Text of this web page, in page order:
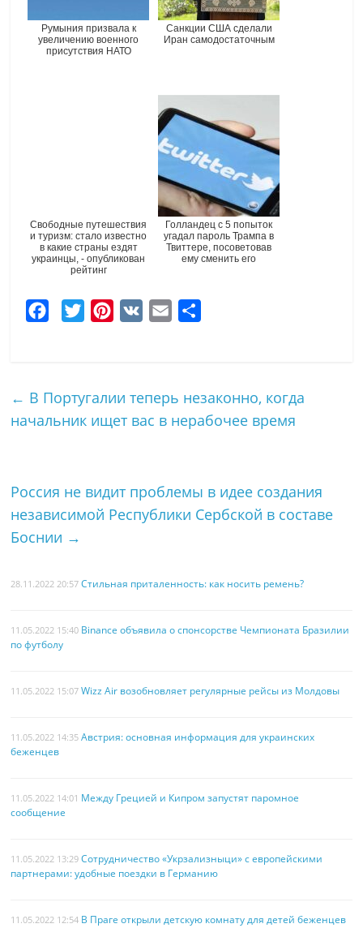
Румыния призвала к
увеличению военного
присутствия НАТО
Санкции США сделали
Иран самодостаточным
Свободные путешествия
и туризм: стало известно
в какие страны ездят
украинцы, - опубликован
рейтинг
Голландец с 5 попыток
угадал пароль Трампа в
Твиттере, посоветовав
ему сменить его
b
o
t
e
e
r
t
l
а
в
ь
← В Португалии теперь незаконно, когда
начальник ищет вас в нерабочее время
Россия не видит проблемы в идее создания
независимой Республики Сербской в ​​составе
Боснии →
28.11.2022 20:57 Стильная приталенность: как носить ремень?
11.05.2022 15:40 Binance объявила о спонсорстве Чемпионата Бразилии
по футболу
11.05.2022 15:07 Wizz Air возобновляет регулярные рейсы из Молдовы
11.05.2022 14:35 Австрия: основная информация для украинских
беженцев
11.05.2022 14:01 Между Грецией и Кипром запустят паромное
сообщение
11.05.2022 13:29 Сотрудничество «Укрзализныци» с европейскими
партнерами: удобные поездки в Германию
11.05.2022 12:54 В Праге открыли детскую комнату для детей беженцев